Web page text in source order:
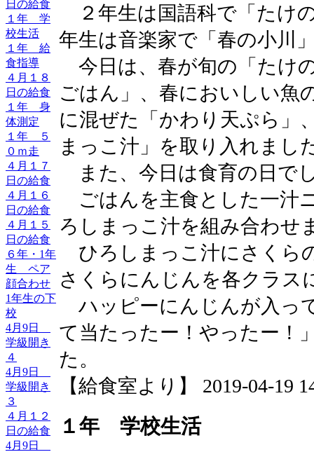
日の給食
１年 学
校生活
１年 給
食指導
４月１８
日の給食
１年 身
体測定
１年 ５
０ｍ走
４月１７
日の給食
４月１６
日の給食
４月１５
日の給食
６年・1年
生 ペア
顔合わせ
1年生の下
校
4月9日
学級開き
４
4月9日
学級開き
３
４月１２
日の給食
4月9日
２年生は国語科で「たけ
年生は音楽家で「春の小川
今日は、春が旬の「たけ
ごはん」、春においしい魚
に混ぜた「かわり天ぷら」
まっこ汁」を取り入れまし
また、今日は食育の日で
ごはんを主食とした一汁
ろしまっこ汁を組み合わせ
ひろしまっこ汁にさくら
さくらにんじんを各クラス
ハッピーにんじんが入っ
て当たったー！やったー！
た。
【給食室より】 2019-04-19
１年 学校生活